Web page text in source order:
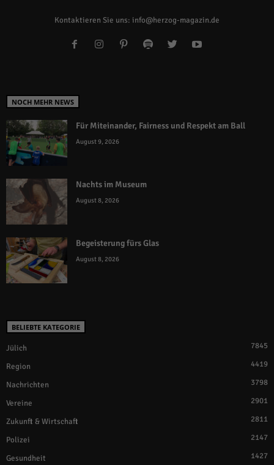
Kontaktieren Sie uns: info@herzog-magazin.de
NOCH MEHR NEWS
Für Miteinander, Fairness und Respekt am Ball
August 9, 2026
Nachts im Museum
August 8, 2026
Begeisterung fürs Glas
August 8, 2026
BELIEBTE KATEGORIE
Jülich 7845
Region 4419
Nachrichten 3798
Vereine 2901
Zukunft & Wirtschaft 2811
Polizei 2147
Gesundheit 1427